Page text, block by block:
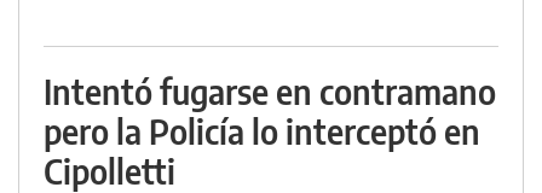
Intentó fugarse en contramano
pero la Policía lo interceptó en
Cipolletti